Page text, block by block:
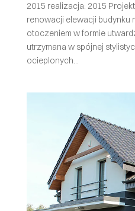
2015 realizacja: 2015
renowacji elewacji budynku
otoczeniem w formie
utrzymana w spójnej
ocieplonych...